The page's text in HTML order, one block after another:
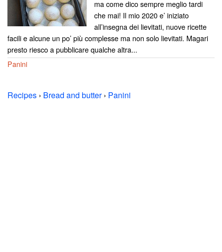
ma come dico sempre meglio tardi
che mai! Il mio 2020 e’ iniziato
all’insegna dei lievitati, nuove ricette
facili e alcune un po’ più complesse ma non solo lievitati. Magari
presto riesco a pubblicare qualche altra...
Panini
Recipes › Bread and butter› Panini